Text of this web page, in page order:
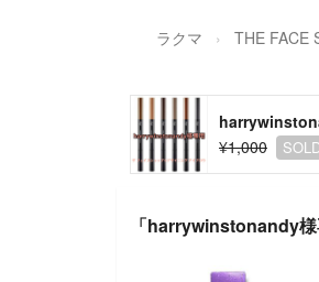
ラクマ THE FACE
¥1,000
「harrywinstonandy